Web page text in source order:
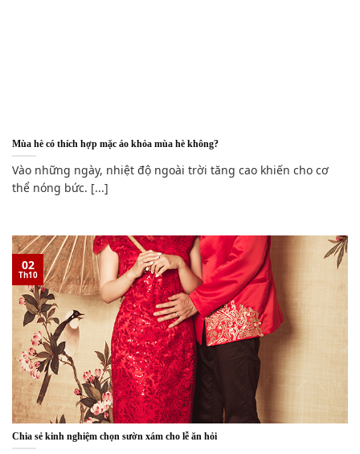
Mùa hè có thích hợp mặc áo khỏa mùa hè không?
Vào những ngày, nhiệt độ ngoài trời tăng cao khiến cho cơ
thể nóng bức. [...]
Chia sẻ kinh nghiệm chọn sườn xám cho lễ ăn hỏi
02
Th10